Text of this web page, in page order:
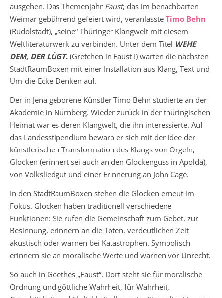
ausgehen. Das Themenjahr Faust, das im benachbarten
Weimar gebührend gefeiert wird, veranlasste Timo Behn
(Rudolstadt), „seine“ Thüringer Klangwelt mit diesem
Weltliteraturwerk zu verbinden. Unter dem Titel WEHE
DEM, DER LÜGT. (Gretchen in Faust I) warten die nächsten
StadtRaumBoxen mit einer Installation aus Klang, Text und
Um-die-Ecke-Denken auf.
Der in Jena geborene Künstler Timo Behn studierte an der
Akademie in Nürnberg. Wieder zurück in der thüringischen
Heimat war es deren Klangwelt, die ihn interessierte. Auf
das Landesstipendium bewarb er sich mit der Idee der
künstlerischen Transformation des Klangs von Orgeln,
Glocken (erinnert sei auch an den Glockenguss in Apolda),
von Volksliedgut und einer Erinnerung an John Cage.
In den StadtRaumBoxen stehen die Glocken erneut im
Fokus. Glocken haben traditionell verschiedene
Funktionen: Sie rufen die Gemeinschaft zum Gebet, zur
Besinnung, erinnern an die Toten, verdeutlichen Zeit
akustisch oder warnen bei Katastrophen. Symbolisch
erinnern sie an moralische Werte und warnen vor Unrecht.
So auch in Goethes „Faust“. Dort steht sie für moralische
Ordnung und göttliche Wahrheit, für Wahrheit,